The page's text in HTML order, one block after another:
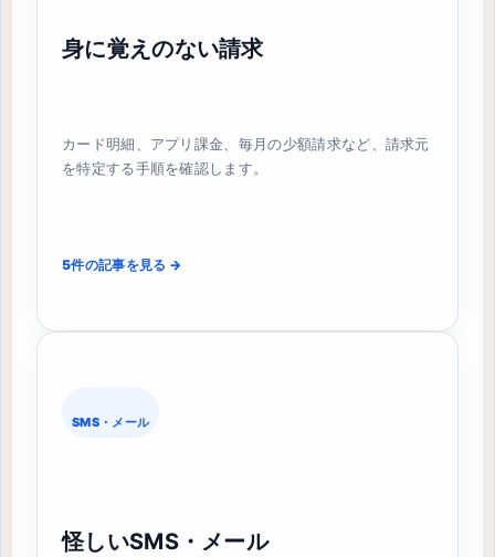
身に覚えのない請求
カード明細、アプリ課金、毎月の少額請求など、請求元
を特定する手順を確認します。
5件の記事を見る →
SMS・メール
怪しいSMS・メール